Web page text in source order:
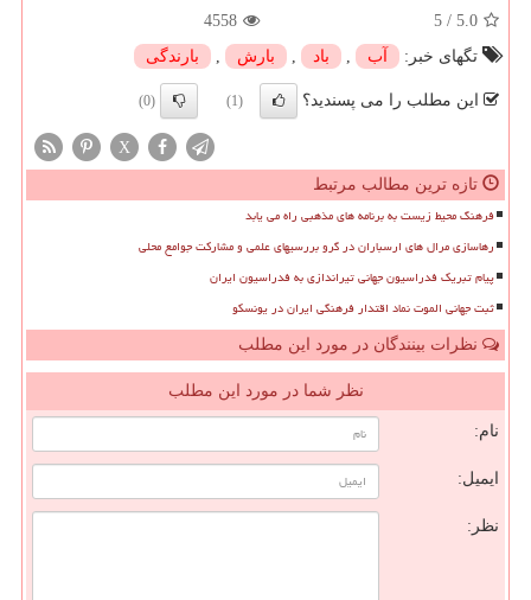
5.0
/
5
4558
تگهای خبر:
آب , باد , بارش , بارندگی
این مطلب را می پسندید؟ (1)
(0)
X
تازه ترین مطالب مرتبط
فرهنگ محیط زیست به برنامه های مذهبی راه می یابد
رهاسازی مرال های ارسباران در گرو بررسیهای علمی و مشارکت جوامع محلی
پیام تبریک فدراسیون جهانی تیراندازی به فدراسیون ایران
ثبت جهانی الموت نماد اقتدار فرهنگی ایران در یونسکو
نظرات بینندگان در مورد این مطلب
نظر شما در مورد این مطلب
نام:
ایمیل:
نظر: